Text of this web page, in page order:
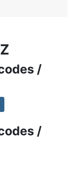
/
/